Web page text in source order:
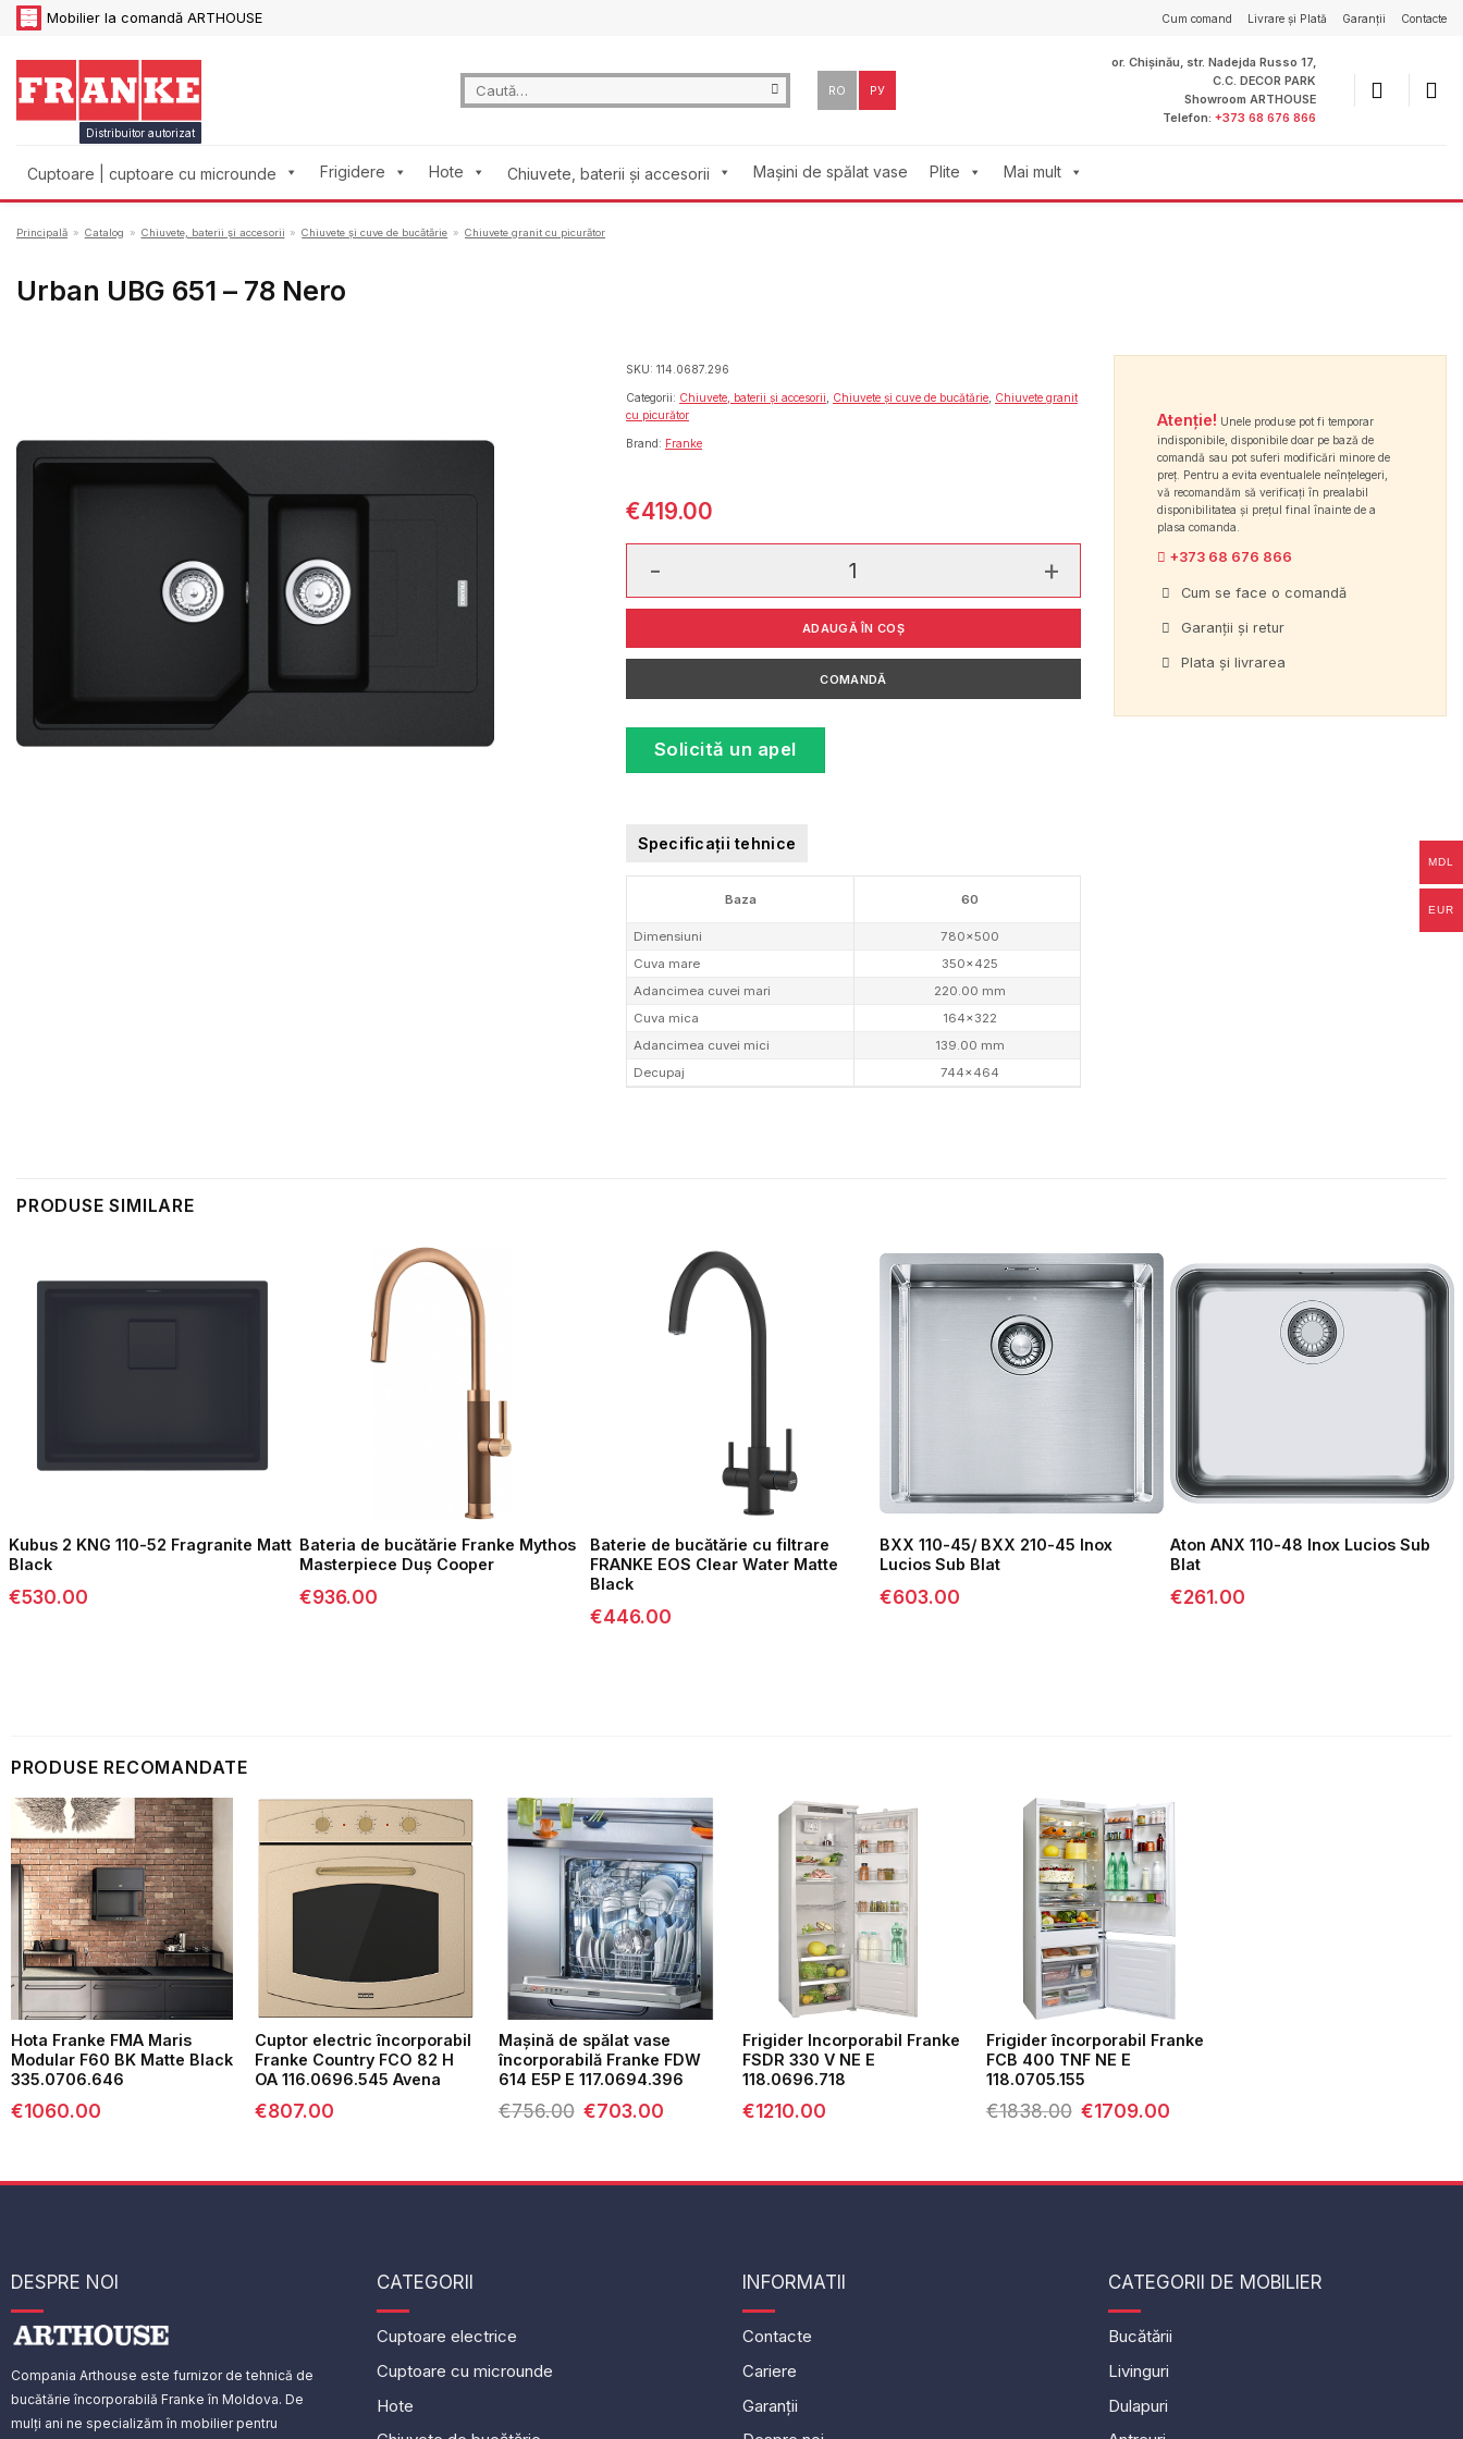
Skip
Mobilier la comandă ARTHOUSE Cum comand Livrare și Plată Garanții Contacte
Distribuitor autorizat
Caută
după:
RO РУ
or. Chișinău, str. Nadejda Russo 17,
C.C. DECOR PARK
Showroom ARTHOUSE
Telefon: +373 68 676 866
Cuptoare | cuptoare cu microunde Frigidere Hote Chiuvete, baterii și accesorii Mașini de spălat vase Plite Mai mult
Principală » Catalog » Chiuvete, baterii și accesorii » Chiuvete și cuve de bucătărie » Chiuvete granit cu picurător
Urban UBG 651 – 78 Nero
SKU: 114.0687.296
Categorii: Chiuvete, baterii și accesorii Chiuvete și cuve de bucătărie Chiuvete granit
cu picurător
Brand: Franke
€419.00
ADAUGĂ ÎN COȘ
COMANDĂ
Solicită un apel
Specificații tehnice
Baza 60
Dimensiuni
780×500
Cuva mare
350×425
Adancimea cuvei mari
220.00 mm
Cuva mica
164×322
Adancimea cuvei mici
139.00 mm
Decupaj
744×464
Atenție! Unele produse pot fi temporar
indisponibile, disponibile doar pe bază de
comandă sau pot suferi modificări minore de
preț. Pentru a evita eventualele neînțelegeri,
vă recomandăm să verificați în prealabil
disponibilitatea și prețul final înainte de a
plasa comanda.
+373 68 676 866
Cum se face o comandă
Garanții și retur
Plata și livrarea
PRODUSE SIMILARE
Kubus 2 KNG 110-52 Fragranite Matt
Black
€530.00
Bateria de bucătărie Franke Mythos
Masterpiece Duș Cooper
€936.00
Baterie de bucătărie cu filtrare
FRANKE EOS Clear Water Matte
Black
€446.00
BXX 110-45/ BXX 210-45 Inox
Lucios Sub Blat
€603.00
Aton ANX 110-48 Inox Lucios Sub
Blat
€261.00
PRODUSE RECOMANDATE
Hota Franke FMA Maris
Modular F60 BK Matte Black
335.0706.646
€1060.00
Cuptor electric încorporabil
Franke Country FCO 82 H
OA 116.0696.545 Avena
€807.00
Mașină de spălat vase
încorporabilă Franke FDW
614 E5P E 117.0694.396
€756.00 Prețul
inițial
€703.00Prețul
curent
Frigider Incorporabil Franke
FSDR 330 V NE E
118.0696.718
€1210.00
Frigider încorporabil Franke
FCB 400 TNF NE E
118.0705.155
€1838.00 Prețul
inițial
€1709.00
DESPRE NOI
Compania Arthouse este furnizor de tehnică de
bucătărie încorporabilă Franke în Moldova. De
mulți ani ne specializăm în mobilier pentru
CATEGORII
Cuptoare electrice
Cuptoare cu microunde
Hote
INFORMATII
Contacte
Cariere
Garanții
CATEGORII DE MOBILIER
Bucătării
Livinguri
Dulapuri
MDL
EUR